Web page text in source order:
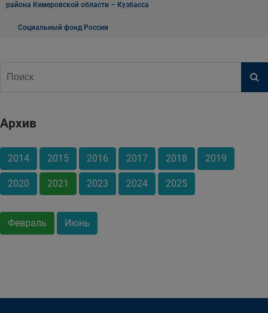
района Кемеровской области – Кузбасса
Социальный фонд России
Архив
2014 2015 2016 2017 2018 2019
2020 2021 2023 2024 2025
Февраль Июнь